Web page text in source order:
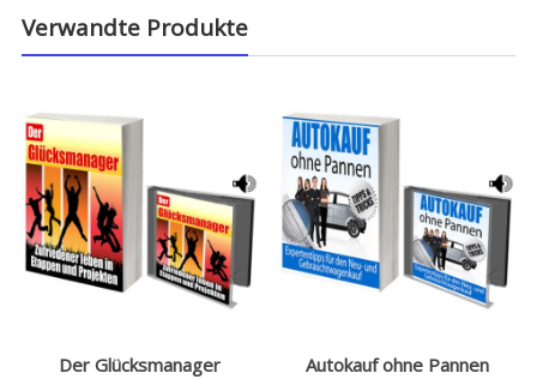
Verwandte Produkte
Der Glücksmanager Autokauf ohne Pannen